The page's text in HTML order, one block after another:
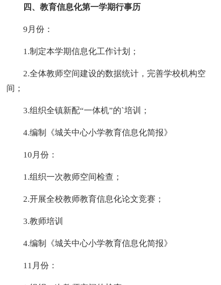
四、教育信息化第一学期行事历
9月份：
1.制定本学期信息化工作计划；
2.全体教师空间建设的数据统计，完善学校机构空
间；
3.组织全镇新配“一体机”的`培训；
4.编制《城关中心小学教育信息化简报》
10月份：
1.组织一次教师空间检查；
2.开展全校教师教育信息化论文竞赛；
3.教师培训
4.编制《城关中心小学教育信息化简报》
11月份：